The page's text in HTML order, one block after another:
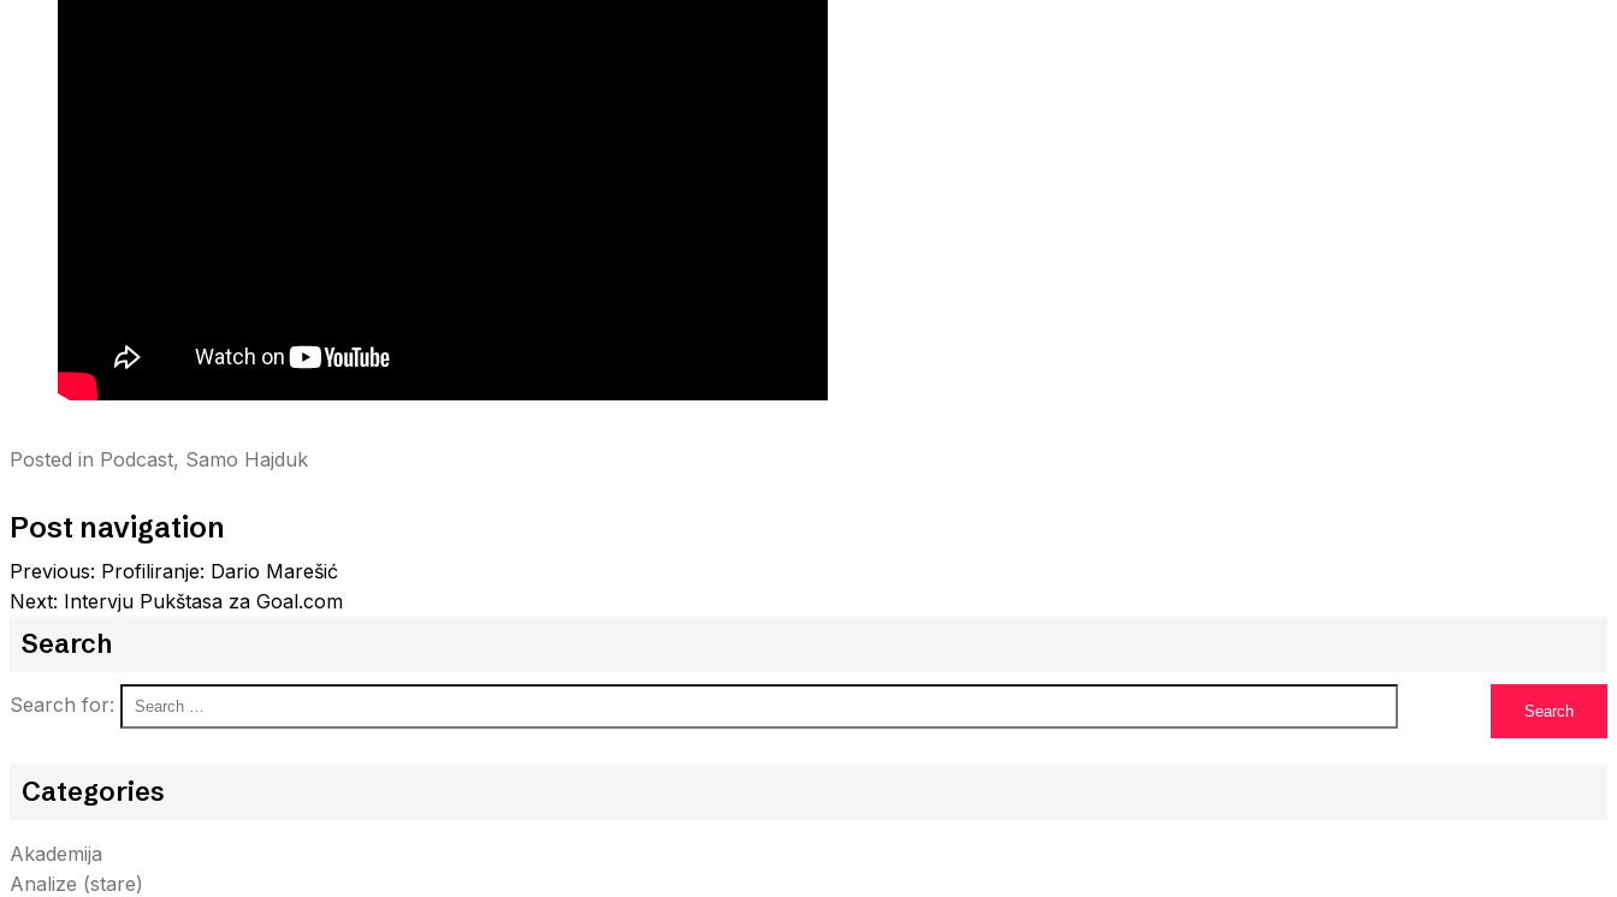
Posted in Podcast, Samo Hajduk
Post navigation
Previous: Profiliranje: Dario Marešić
Next: Intervju Pukštasa za Goal.com
Search
Search for:
Categories
Akademija
Analize (stare)